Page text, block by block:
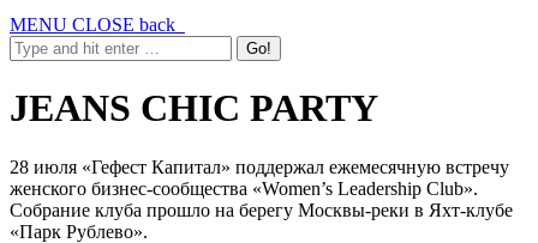
MENU CLOSE back
JEANS CHIC PARTY
28 июля «Гефест Капитал» поддержал ежемесячную встречу
женского бизнес-сообщества «Women’s Leadership Club».
Собрание клуба прошло на берегу Москвы-реки в Яхт-клубе
«Парк Рублево».